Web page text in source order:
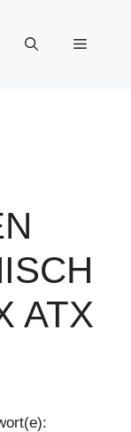
Menü
ATX